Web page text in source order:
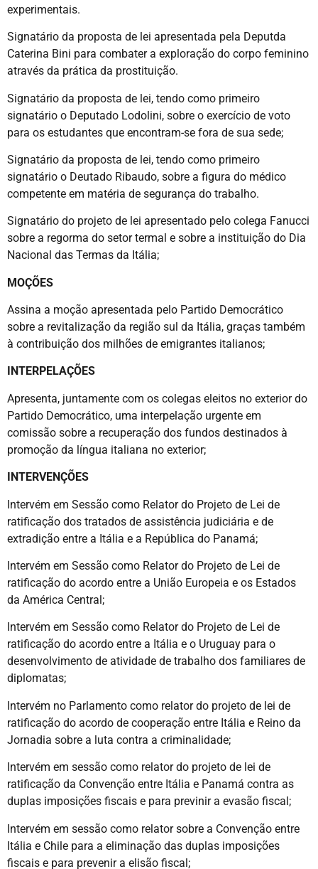
experimentais.
Signatário da proposta de lei apresentada pela Deputda
Caterina Bini para combater a exploração do corpo feminino
através da prática da prostituição.
Signatário da proposta de lei, tendo como primeiro
signatário o Deputado Lodolini, sobre o exercício de voto
para os estudantes que encontram-se fora de sua sede;
Signatário da proposta de lei, tendo como primeiro
signatário o Deutado Ribaudo, sobre a figura do médico
competente em matéria de segurança do trabalho.
Signatário do projeto de lei apresentado pelo colega Fanucci
sobre a regorma do setor termal e sobre a instituição do Dia
Nacional das Termas da Itália;
MOÇÕES
Assina a moção apresentada pelo Partido Democrático
sobre a revitalização da região sul da Itália, graças também
à contribuição dos milhões de emigrantes italianos;
INTERPELAÇÕES
Apresenta, juntamente com os colegas eleitos no exterior do
Partido Democrático, uma interpelação urgente em
comissão sobre a recuperação dos fundos destinados à
promoção da língua italiana no exterior;
INTERVENÇÕES
Intervém em Sessão como Relator do Projeto de Lei de
ratificação dos tratados de assistência judiciária e de
extradição entre a Itália e a República do Panamá;
Intervém em Sessão como Relator do Projeto de Lei de
ratificação do acordo entre a União Europeia e os Estados
da América Central;
Intervém em Sessão como Relator do Projeto de Lei de
ratificação do acordo entre a Itália e o Uruguay para o
desenvolvimento de atividade de trabalho dos familiares de
diplomatas;
Intervém no Parlamento como relator do projeto de lei de
ratificação do acordo de cooperação entre Itália e Reino da
Jornadia sobre a luta contra a criminalidade;
Intervém em sessão como relator do projeto de lei de
ratificação da Convenção entre Itália e Panamá contra as
duplas imposições fiscais e para previnir a evasão fiscal;
Intervém em sessão como relator sobre a Convenção entre
Itália e Chile para a eliminação das duplas imposições
fiscais e para prevenir a elisão fiscal;